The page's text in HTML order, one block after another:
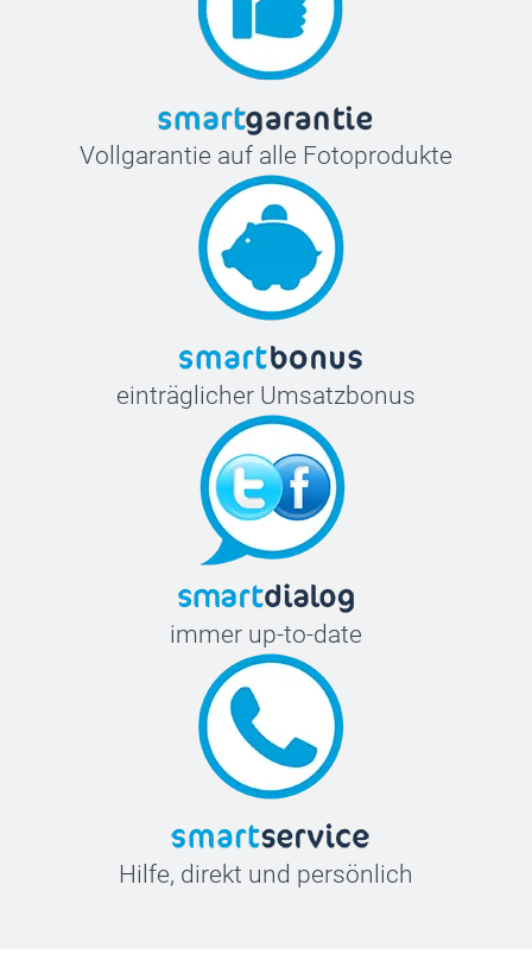
Vollgarantie auf alle Fotoprodukte
einträglicher Umsatzbonus
immer up-to-date
Hilfe, direkt und persönlich